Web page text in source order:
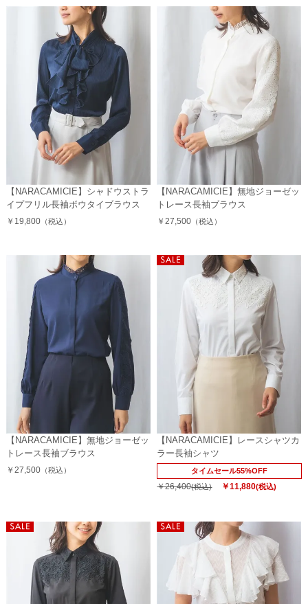
【NARACAMICIE】シャドウストラ
イプフリル長袖ボウタイブラウス
￥19,800（税込）
【NARACAMICIE】無地ジョーゼッ
トレース長袖ブラウス
￥27,500 （税込）
【NARACAMICIE】無地ジョーゼッ
トレース長袖ブラウス
￥27,500（税込）
【NARACAMICIE】レースシャツカ
ラー長袖シャツ
タイムセール55%OFF
￥26,400(税込) ￥11,880(税込)